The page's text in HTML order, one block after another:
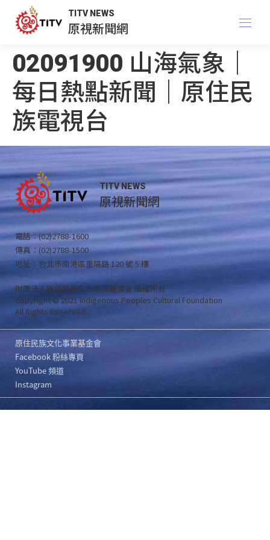
TITV NEWS
原視新聞網
02091900 山海氣象｜
每日熱點新聞｜原住民
族電視台
TITV NEWS
原視新聞網
電話：(02)2788-1600
傳真：(02)2788-1500
地址：台北市南港區重陽路 120 號 5 樓
財團法人原住民族文化事業基金會 版權所有
Copyright © 2021 Indigenous Peoples Cultural Foundation
All Rights Reserved .
原住民族文化事業基金會
Facebook 粉絲專頁
YouTube 頻道
Instagram